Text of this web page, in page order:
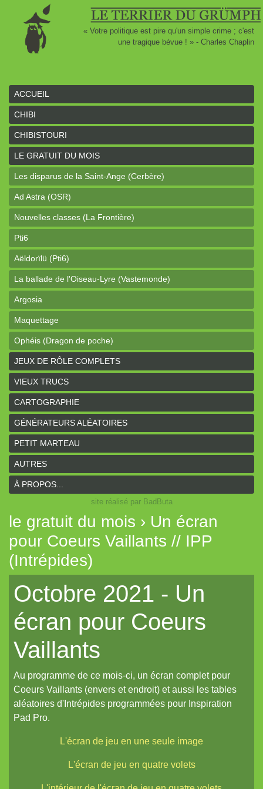
« Votre politique est pire qu'un simple crime ; c'est
une tragique bévue ! » - Charles Chaplin
ACCUEIL
CHIBI
CHIBISTOURI
LE GRATUIT DU MOIS
Les disparus de la Saint-Ange (Cerbère)
Ad Astra (OSR)
Nouvelles classes (La Frontière)
Pti6
Aëldorïlü (Pti6)
La ballade de l'Oiseau-Lyre (Vastemonde)
Argosia
Maquettage
Ophéis (Dragon de poche)
L'anneau des Empereurs (Coeurs Vaillants)
Davy Jones (cartes)
Davy Jones (background)
Sur la route (Coeurs Vaillants)
Earthdawn (Coeurs Vaillants)
Titan&Fils 2020
Paysages
Histoires de la Montagne couronnée (Coeurs Vaillants)
Tout aléatoire pour IPP (Coeurs Vaillants)
Artemis (N.YX)
Fées (Coeurs Vaillants)
Refuge 17 (Coeurs Vaillants)
Des portraits med-fan
Daitoshi Underground Yäger (manga violent)
Un écran pour Coeurs Vaillants // IPP (Intrépides)
Un nouveau site et un oeuf de pâques de noël...
Le Grand Imagier, partie deux
JEUX DE RÔLE COMPLETS
VIEUX TRUCS
CARTOGRAPHIE
GÉNÉRATEURS ALÉATOIRES
PETIT MARTEAU
AUTRES
À PROPOS...
site réalisé par BadButa
le gratuit du mois › Un écran
pour Coeurs Vaillants // IPP
(Intrépides)
Octobre 2021 - Un
écran pour Coeurs
Vaillants
Au programme de ce mois-ci, un écran complet pour
Coeurs Vaillants (envers et endroit) et aussi les tables
aléatoires d'Intrépides programmées pour Inspiration
Pad Pro.
L'écran de jeu en une seule image
L'écran de jeu en quatre volets